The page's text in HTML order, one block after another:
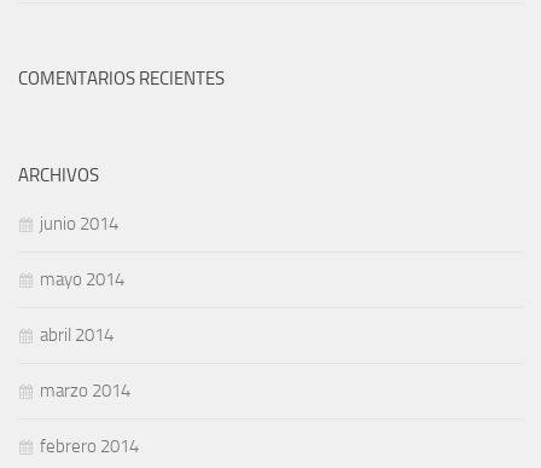
COMENTARIOS RECIENTES
ARCHIVOS
junio 2014
mayo 2014
abril 2014
marzo 2014
febrero 2014